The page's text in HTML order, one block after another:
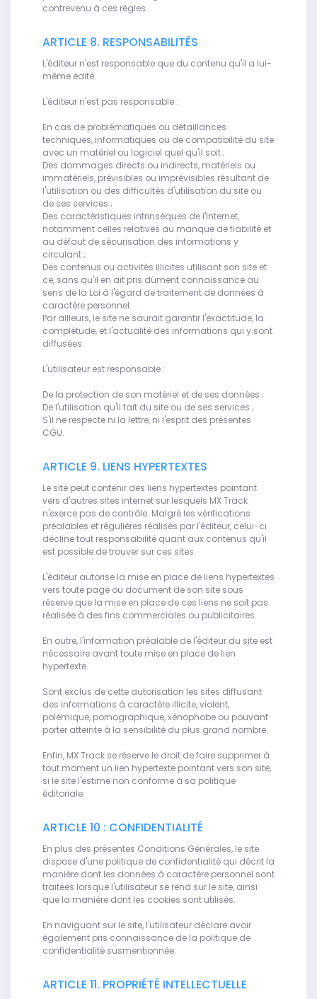
contrevenu à ces règles.
ARTICLE 8. RESPONSABILITÉS
L'éditeur n'est responsable que du contenu qu'il a lui-
même édité.
L'éditeur n'est pas responsable :
En cas de problématiques ou défaillances
techniques, informatiques ou de compatibilité du site
avec un matériel ou logiciel quel qu'il soit ;
Des dommages directs ou indirects, matériels ou
immatériels, prévisibles ou imprévisibles résultant de
l'utilisation ou des difficultés d'utilisation du site ou
de ses services ;
Des caractéristiques intrinsèques de l'Internet,
notamment celles relatives au manque de fiabilité et
au défaut de sécurisation des informations y
circulant ;
Des contenus ou activités illicites utilisant son site et
ce, sans qu'il en ait pris dûment connaissance au
sens de la Loi à l'égard de traitement de données à
caractère personnel.
Par ailleurs, le site ne saurait garantir l'exactitude, la
complétude, et l'actualité des informations qui y sont
diffusées.
L'utilisateur est responsable :
De la protection de son matériel et de ses données ;
De l'utilisation qu'il fait du site ou de ses services ;
S'il ne respecte ni la lettre, ni l'esprit des présentes
CGU.
ARTICLE 9. LIENS HYPERTEXTES
Le site peut contenir des liens hypertextes pointant
vers d'autres sites internet sur lesquels MX Track
n'exerce pas de contrôle. Malgré les vérifications
préalables et régulières réalisés par l'éditeur, celui-ci
décline tout responsabilité quant aux contenus qu'il
est possible de trouver sur ces sites.
L'éditeur autorise la mise en place de liens hypertextes
vers toute page ou document de son site sous
réserve que la mise en place de ces liens ne soit pas
réalisée à des fins commerciales ou publicitaires.
En outre, l'information préalable de l'éditeur du site est
nécessaire avant toute mise en place de lien
hypertexte.
Sont exclus de cette autorisation les sites diffusant
des informations à caractère illicite, violent,
polémique, pornographique, xénophobe ou pouvant
porter atteinte à la sensibilité du plus grand nombre.
Enfin, MX Track se réserve le droit de faire supprimer à
tout moment un lien hypertexte pointant vers son site,
si le site l'estime non conforme à sa politique
éditoriale.
ARTICLE 10 : CONFIDENTIALITÉ
En plus des présentes Conditions Générales, le site
dispose d'une politique de confidentialité qui décrit la
manière dont les données à caractère personnel sont
traitées lorsque l'utilisateur se rend sur le site, ainsi
que la manière dont les cookies sont utilisés.
En naviguant sur le site, l'utilisateur déclare avoir
également pris connaissance de la politique de
confidentialité susmentionnée.
ARTICLE 11. PROPRIÉTÉ INTELLECTUELLE